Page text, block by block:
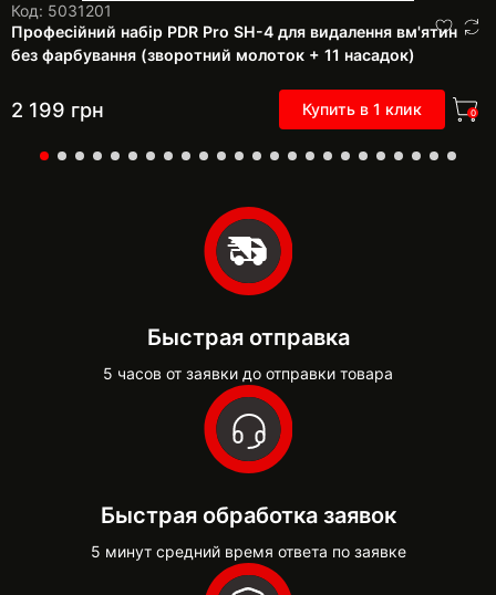
Код: 5031201
Професійний набір PDR Pro SH-4 для видалення вм'ятин
без фарбування (зворотний молоток + 11 насадок)
2 199 грн Купить в 1 клик 0
Быстрая отправка
5 часов от заявки до отправки товара
Быстрая обработка заявок
5 минут средний время ответа по заявке